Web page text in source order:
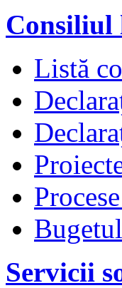
Consiliul
Listă
Servicii